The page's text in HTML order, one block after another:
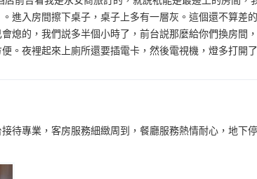
進入房間擦下桌子，桌子上多有一層灰。這個還不算差
熄的，我們説多半個小時了，前台説那麼給你們換房間
。夜裡起來上廁所還要插電卡，然後電視機，燈多打開
待專業，客房服務細緻周到，餐廳服務熱情耐心，地下